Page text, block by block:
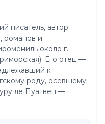
писатель, автор
романов и
около г.
Его отец —
к
роду, осевшему
ле Пуатвен —